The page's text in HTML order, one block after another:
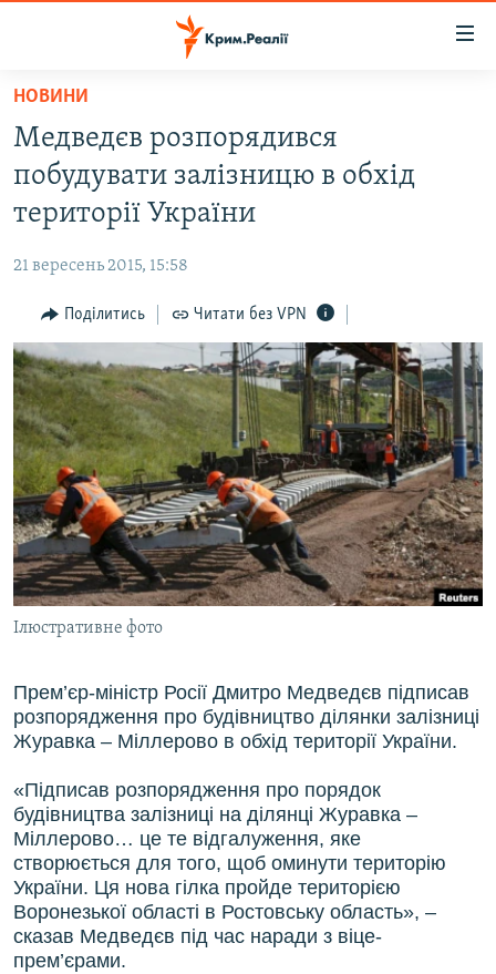
Перейти
основного
матеріалу
Перейти
до
основної
навігації
Перейти
до
пошуку
ВОДА.КРИМ
ВІДЕО ТА ФОТО
БЛОГИ
ПОГЛЯД
ІНТЕРВ'Ю
ВСЕ ЗА ДЕНЬ
СПЕЦПРОЕКТИ
ДЕПОРТАЦІЯ
ВІДЕОУРОКИ «ELIFBE»
СВІДЧЕННЯ ОКУПАЦІЇ
УКРАЇНСЬКА ПРОБЛЕМА КРИМУ
ІНФОГРАФІКА
ЯК ОБІЙТИ БЛОКУВАННЯ
Русский
Qırımtatar
ДОЛУЧАЙСЯ!
Усі сайти RFE/RL
НОВИНИ
Медведєв розпорядився
побудувати залізницю в обхід
території України
21 вересень 2015, 15:58
Поділитись Читати без VPN
Ілюстративне фото
Прем’єр-міністр Росії Дмитро Медведєв підписав
розпорядження про будівництво ділянки залізниці
Журавка – Міллерово в обхід території України.
«Підписав розпорядження про порядок
будівництва залізниці на ділянці Журавка –
Міллерово… це те відгалуження, яке
створюється для того, щоб оминути територію
України. Ця нова гілка пройде територією
Воронезької області в Ростовську область», –
сказав Медведєв під час наради з віце-
прем’єрами.